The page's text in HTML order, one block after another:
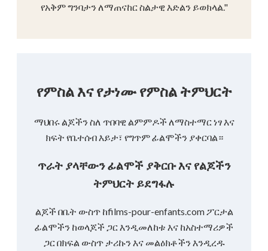
የአቅም ግንባታን ለማጠናከር ስልታዊ እድልን ይወክላል."
የምስል እና የታነሙ የምስል ትምህርት
ማህበሩ ልጆችን ስለ ጥበባዊ ልምምዶች ለማስተማር ነፃ እና
ክፍት የቤተሰብ እይታ፣ የግጥም ፊልሞችን ያቀርባል።
ጥራት ያላቸውን ፊልሞች ያቅርቡ እና የልጆችን
ትምህርት ይደግፋሉ
ልጆች በቤት ውስጥ ከfilms-pour-enfants.com ፖርታል
ፊልሞችን ከወላጆች ጋር እንዲመለከቱ እና ከአስተማሪዎች
ጋር በክፍል ውስጥ ታሪኩን እና መልዕክቶችን እንዲረዱ